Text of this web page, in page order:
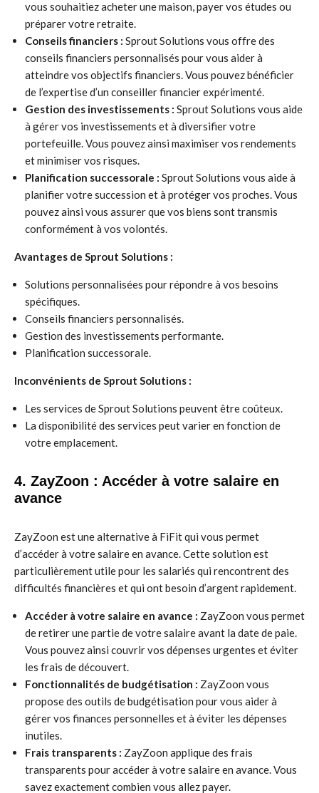
vous souhaitiez acheter une maison, payer vos études ou
préparer votre retraite.
Conseils financiers : Sprout Solutions vous offre des
conseils financiers personnalisés pour vous aider à
atteindre vos objectifs financiers. Vous pouvez bénéficier
de l’expertise d’un conseiller financier expérimenté.
Gestion des investissements : Sprout Solutions vous aide
à gérer vos investissements et à diversifier votre
portefeuille. Vous pouvez ainsi maximiser vos rendements
et minimiser vos risques.
Planification successorale : Sprout Solutions vous aide à
planifier votre succession et à protéger vos proches. Vous
pouvez ainsi vous assurer que vos biens sont transmis
conformément à vos volontés.
Avantages de Sprout Solutions :
Solutions personnalisées pour répondre à vos besoins
spécifiques.
Conseils financiers personnalisés.
Gestion des investissements performante.
Planification successorale.
Inconvénients de Sprout Solutions :
Les services de Sprout Solutions peuvent être coûteux.
La disponibilité des services peut varier en fonction de
votre emplacement.
4. ZayZoon : Accéder à votre salaire en
avance
ZayZoon est une alternative à FiFit qui vous permet
d’accéder à votre salaire en avance. Cette solution est
particulièrement utile pour les salariés qui rencontrent des
difficultés financières et qui ont besoin d’argent rapidement.
Accéder à votre salaire en avance : ZayZoon vous permet
de retirer une partie de votre salaire avant la date de paie.
Vous pouvez ainsi couvrir vos dépenses urgentes et éviter
les frais de découvert.
Fonctionnalités de budgétisation : ZayZoon vous
propose des outils de budgétisation pour vous aider à
gérer vos finances personnelles et à éviter les dépenses
inutiles.
Frais transparents : ZayZoon applique des frais
transparents pour accéder à votre salaire en avance. Vous
savez exactement combien vous allez payer.